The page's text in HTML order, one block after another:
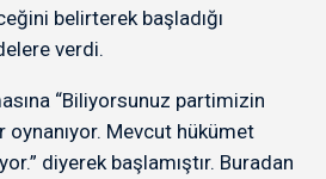
belirterek başladığı
verdi.
“Biliyorsunuz partimizin
Mevcut hükümet
diyerek başlamıştır. Buradan